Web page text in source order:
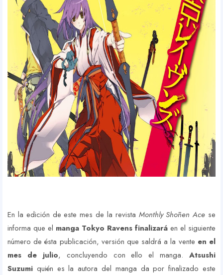
En la edición de este mes de la revista Monthly Shōnen Ace se
informa que el manga Tokyo Ravens finalizará en el siguiente
número de ésta publicación, versión que saldrá a la vente en el
mes de julio, concluyendo con ello el manga. Atsushi
Suzumi quién es la autora del manga da por finalizado este